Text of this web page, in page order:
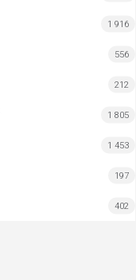
1 916
556
212
1 805
1 453
197
402